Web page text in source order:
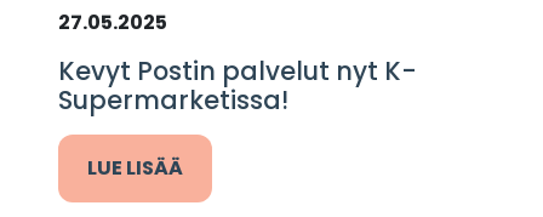
27.05.2025
Kevyt Postin palvelut nyt K-
Supermarketissa!
LUE LISÄÄ